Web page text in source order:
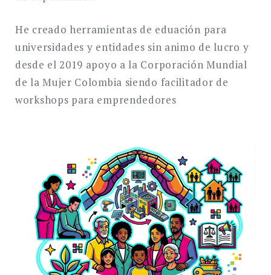
He creado herramientas de eduación para
universidades y entidades sin animo de lucro y
desde el 2019 apoyo a la Corporación Mundial
de la Mujer Colombia siendo facilitador de
workshops para emprendedores